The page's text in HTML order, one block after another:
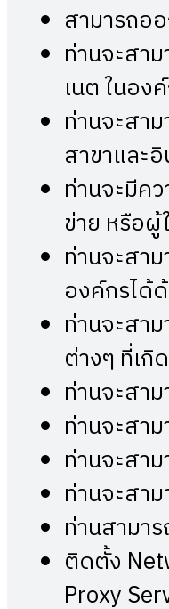
สามารถอ
ท่านจะสา
เนต ในอง
ท่านจะสา
สาขาและ
ท่านจะมีค
ข่าย หรือ
ท่านจะสา
องค์กรได้
ท่านจะสา
ต่างๆ ที่เกิ
ท่านจะสา
ท่านจะสา
ท่านจะสา
ท่านจะสา
ท่านสามา
ติดตั้ง
Proxy